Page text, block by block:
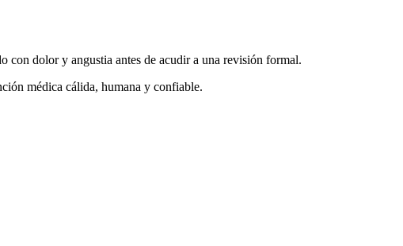
con dolor y angustia antes de acudir a una revisión formal.
médica cálida, humana y confiable.